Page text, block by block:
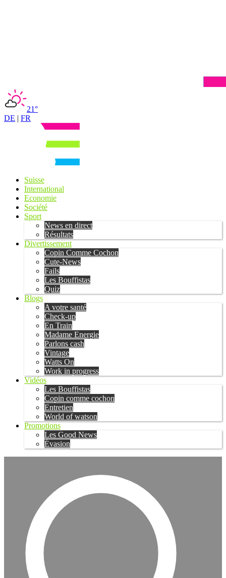
21°
DE | FR
Suisse
International
Economie
Société
Sport
News en direct
Résultats
Divertissement
Copin Comme Cochon
Cute-News
Fails
Les Bouffistas
Quiz
Blogs
A votre santé
Check-up
En Train
Madame Energie
Parlons cash
Vintage
Watts On
Work in progress
Vidéos
Les Bouffistas
Copin comme cochon
Entretien
World of watson
Promotions
Les Good News
Évasion